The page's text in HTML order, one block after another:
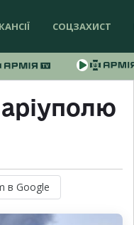
СОЦЗАХИСТ
в Google